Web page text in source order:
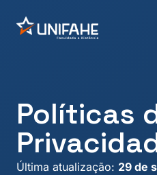
Políticas
Última atualização: 29 de